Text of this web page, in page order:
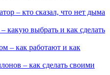
– кто сказал, что нет дыма
какую выбрать и как сделать
– как работают и как
– как сделать своими